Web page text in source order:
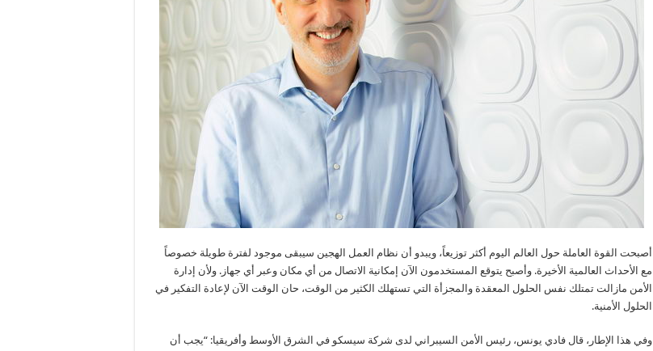
أصبحت القوة العاملة حول العالم اليوم أكثر توزيعاً، ويبدو أن نظام العمل الهجين سيبقى موجود لفترة طويلة خصوصاً
مع الأحداث العالمية الأخيرة. وأصبح يتوقع المستخدمون الآن إمكانية الاتصال من أي مكان وعبر أي جهاز. ولأن إدارة
الأمن مازالت تمتلك نفس الحلول المعقدة والمجزأة التي تستهلك الكثير من الوقت، حان الوقت الآن لإعادة التفكير في
الحلول الأمنية.
وفي هذا الإطار، قال فادي يونس، رئيس الأمن السيبراني لدى شركة سيسكو في الشرق الأوسط وأفريقيا: “يجب أن